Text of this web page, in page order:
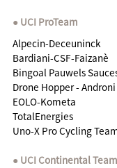
UCI ProTeam
Alpecin-Deceuninck
Bardiani-CSF-Faizanè
Bingoal Pauwels
Drone Hopper -
EOLO-Kometa
TotalEnergies
Uno-X Pro Cycling
UCI Continental Team